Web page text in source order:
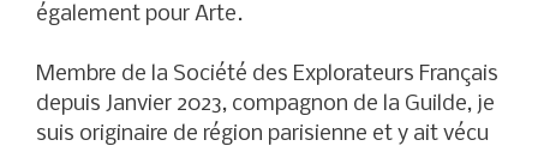
également pour Arte.
Membre de la Société des Explorateurs Français
depuis Janvier 2023, compagnon de la Guilde, je
suis originaire de région parisienne et y ait vécu